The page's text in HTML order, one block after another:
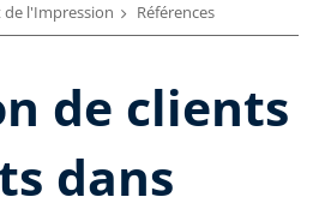
l'Impression
Références
de clients
dans